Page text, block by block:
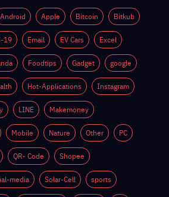
เอง
Android
ทำงานปกติ
ไหม
Android Apple Bitcoin Bitkub
19 Email EV Cars Excel
Foodtips Gadget google
Hot-Applications Instagram
LINE Makemoney
Mobile Nature Other PC
QR- Code Shopee
media Solar-Cell sports